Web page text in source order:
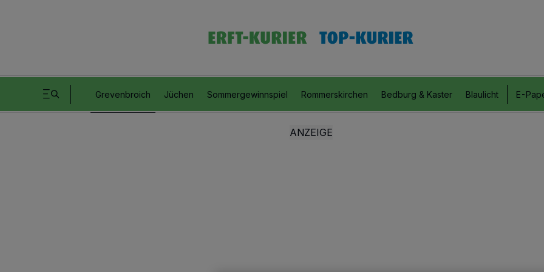
Grevenbroich Jüchen Sommergewinnspiel Rommerskirchen Bedburg & Kaster Blaulicht E-